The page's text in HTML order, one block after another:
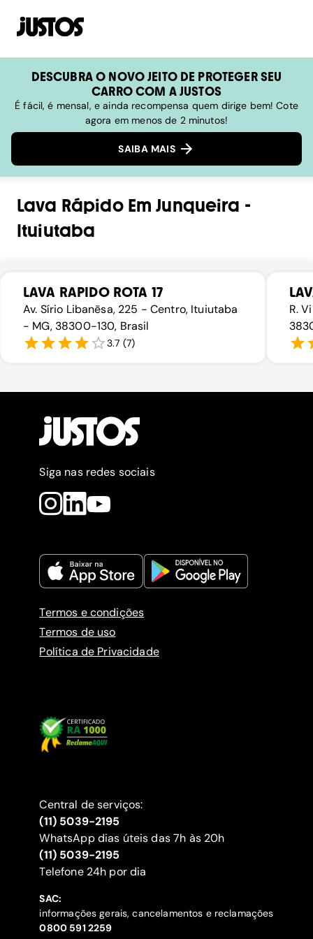
DESCUBRA O NOVO JEITO DE PROTEGER SEU
CARRO COM A JUSTOS
É fácil, é mensal, e ainda recompensa quem dirige bem! Cote
agora em menos de 2 minutos!
SAIBA MAIS
Lava RápidoEmJunqueira -
Ituiutaba
LAVA RAPIDO ROTA 17
Av. Sírio Libanēsa, 225 - Centro, Ituiutaba
- MG, 38300-130, Brasil
3.7 (7)
R.
Siga nas redes sociais
Termos e condições
Termos de uso
Política de Privacidade
Central de serviços:
(11) 5039-2195
WhatsApp dias úteis das 7h às 20h
(11) 5039-2195
‍Telefone 24h por dia
SAC:
informações gerais, cancelamentos e reclamações
‍0800 591 2259